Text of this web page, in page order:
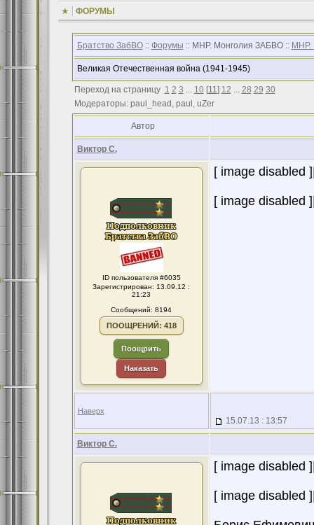
ФОРУМЫ
Братство ЗабВО:: Форумы :: МНР. Монголия ЗАБВО :: МНР.
Великая Отечественная война (1941-1945)
Переход на страницу 1 2 3 ... 10 [11] 12 ... 28 29 30
Модераторы: paul_head, paul, uZer
Автор
Виктор С.
ID пользователя #6035
Зарегистрирован: 13.09.12 :
21:23
Сообщений: 8194
ПООЩРЕНИЙ: 418
Поощрить
Наказать
[ image disabled ]
[ image disabled ]
Наверх
15.07.13 : 13:57
Виктор С.
[ image disabled ]
[ image disabled ]